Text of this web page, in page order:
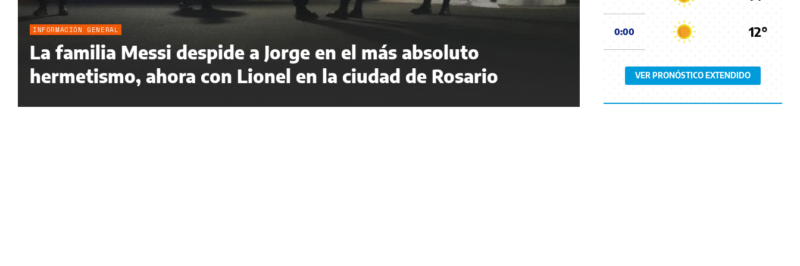
INFORMACIÓN GENERAL
La familia Messi despide a Jorge en el más absoluto
hermetismo, ahora con Lionel en la ciudad de Rosario
0:00 12°
VER PRONÓSTICO EXTENDIDO